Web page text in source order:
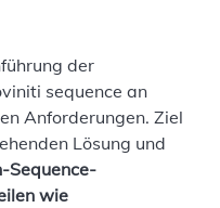
der
sequence an
Anforderungen. Ziel
Lösung und
Sequence-
wie